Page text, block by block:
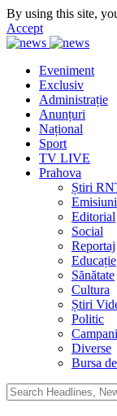
By using this site,
Accept
Eveniment
Exclusiv
Administrație
Anunțuri
Național
Sport
TV LIVE
Prahova
Știri
Editorial
Social
Reportaj
Educație
Sănătate
Cultura
Știri
Politic
Diverse
Bursa